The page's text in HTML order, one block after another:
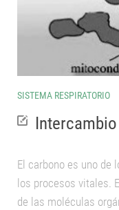
SISTEMA RESPIRATORIO
El carbono es uno de
los procesos vitales.
de las moléculas